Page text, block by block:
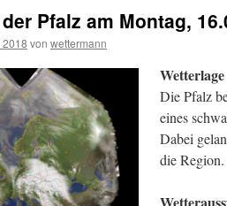
Pfalz am Montag,
2018 von wettermann
Wetterlage
Die Pfalz
eines
Dabei
die Region.